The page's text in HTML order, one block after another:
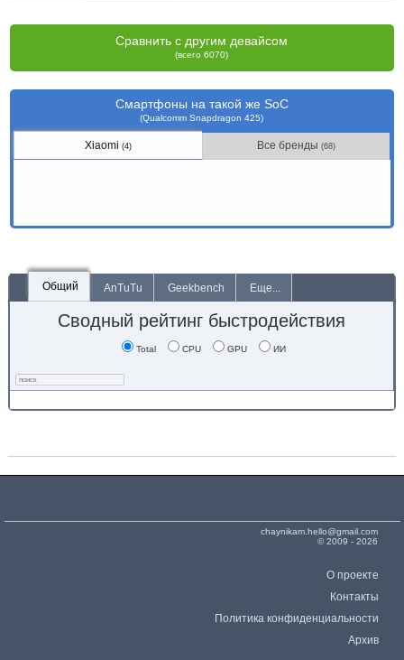
Сравнить с другим девайсом
(всего 6070)
Смартфоны на такой же SoC
(Qualcomm Snapdragon 425)
Xiaomi(4) Все бренды(68)
Общий AnTuTu Geekbench Еще...
Сводный рейтинг быстродействия
Total CPU GPU ИИ
chaynikam.hello@gmail.com
© 2009 - 2026
О проекте
Контакты
Политика конфиденциальности
Архив